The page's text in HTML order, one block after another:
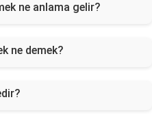
ne anlama gelir?
ne demek?